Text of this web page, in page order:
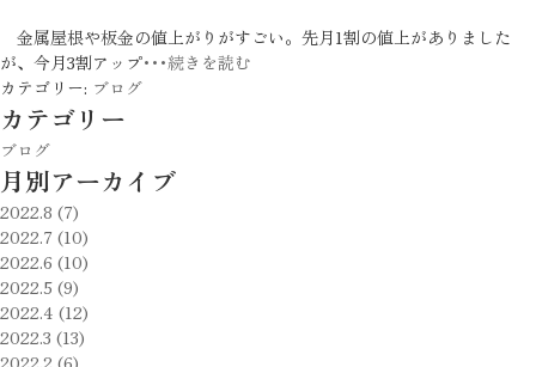
金属屋根や板金の値上がりがすごい。先月1割の値上がありました
が、今月3割アップ･･･続きを読む
カテゴリー: ブログ
カテゴリー
ブログ
月別アーカイブ
2022.8 (7)
2022.7 (10)
2022.6 (10)
2022.5 (9)
2022.4 (12)
2022.3 (13)
2022.2 (6)